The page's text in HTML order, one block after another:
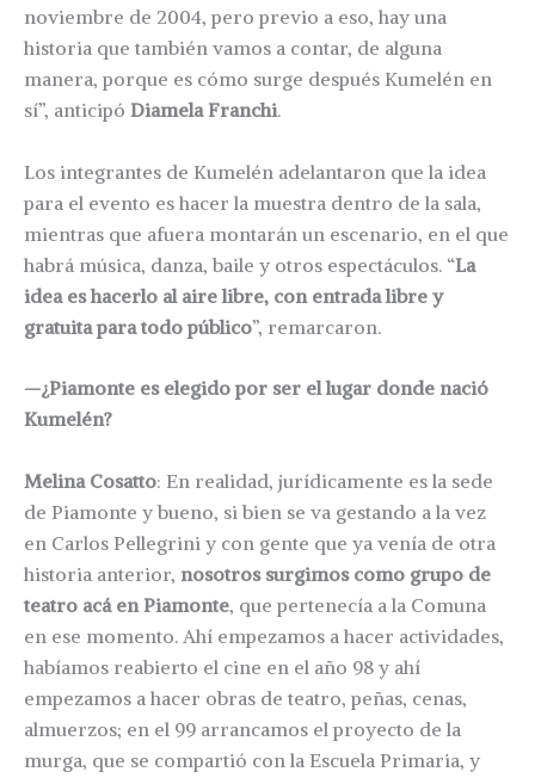
noviembre de 2004, pero previo a eso, hay una
historia que también vamos a contar, de alguna
manera, porque es cómo surge después Kumelén en
sí”, anticipó Diamela Franchi.
Los integrantes de Kumelén adelantaron que la idea
para el evento es hacer la muestra dentro de la sala,
mientras que afuera montarán un escenario, en el que
habrá música, danza, baile y otros espectáculos. “La
idea es hacerlo al aire libre, con entrada libre y
gratuita para todo público”, remarcaron.
—¿Piamonte es elegido por ser el lugar donde nació
Kumelén?
Melina Cosatto: En realidad, jurídicamente es la sede
de Piamonte y bueno, si bien se va gestando a la vez
en Carlos Pellegrini y con gente que ya venía de otra
historia anterior, nosotros surgimos como grupo de
teatro acá en Piamonte, que pertenecía a la Comuna
en ese momento. Ahí empezamos a hacer actividades,
habíamos reabierto el cine en el año 98 y ahí
empezamos a hacer obras de teatro, peñas, cenas,
almuerzos; en el 99 arrancamos el proyecto de la
murga, que se compartió con la Escuela Primaria, y